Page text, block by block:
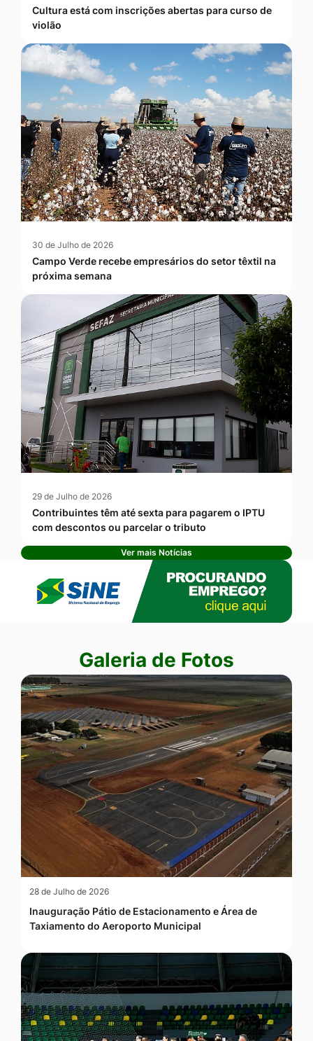
Cultura está com inscrições abertas para curso de
violão
30 de Julho de 2026
Campo Verde recebe empresários do setor têxtil na
próxima semana
29 de Julho de 2026
Contribuintes têm até sexta para pagarem o IPTU
com descontos ou parcelar o tributo
Ver mais Notícias
Seção Galeria de Fotos
Galeria de Fotos
28 de Julho de 2026
Inauguração Pátio de Estacionamento e Área de
Taxiamento do Aeroporto Municipal